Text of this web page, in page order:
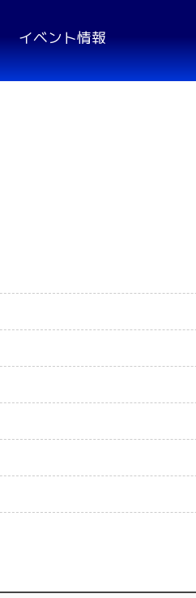
イベント情報